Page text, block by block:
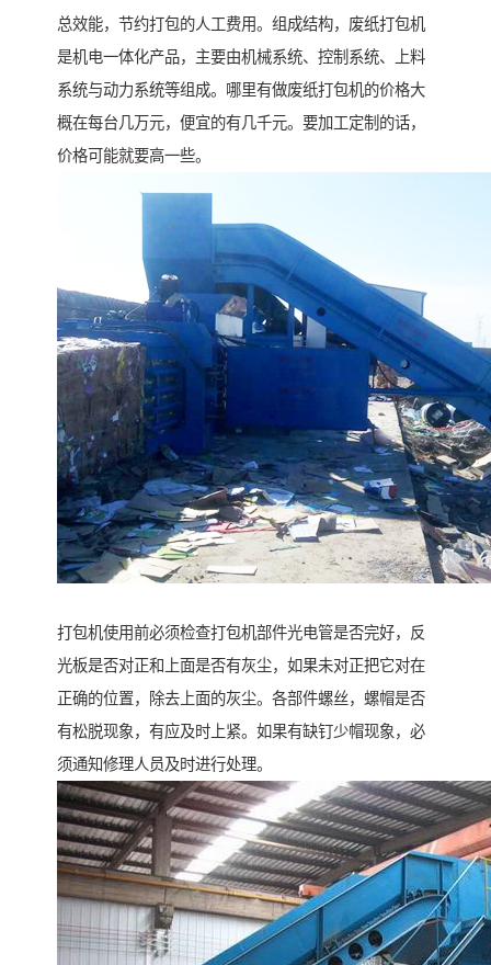
总效能，节约打包的人工费用。组成结构，废纸打包机
是机电一体化产品，主要由机械系统、控制系统、上料
系统与动力系统等组成。哪里有做废纸打包机的价格大
概在每台几万元，便宜的有几千元。要加工定制的话，
价格可能就要高一些。
打包机使用前必须检查打包机部件光电管是否完好，反
光板是否对正和上面是否有灰尘，如果未对正把它对在
正确的位置，除去上面的灰尘。各部件螺丝，螺帽是否
有松脱现象，有应及时上紧。如果有缺钉少帽现象，必
须通知修理人员及时进行处理。